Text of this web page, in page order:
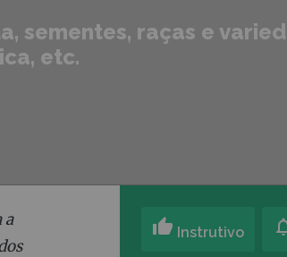
sementes, raças e
etc.
a
thumb_up Instrutivo